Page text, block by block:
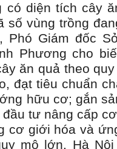
có diện tích cây
số vùng trồng
Phó Giám đốc
Phương cho
ăn quả theo
đạt tiêu chuẩn
hữu cơ; gắn
tư nâng cấp
cơ giới hóa và
mô lớn. Hà